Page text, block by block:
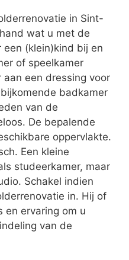
in Sint-
wat u met de
(klein)kind bij en
of speelkamer
aan een dressing voor
badkamer
van de
De bepalende
oppervlakte.
Een kleine
studeerkamer, maar
Schakel indien
in. Hij of
en ervaring om u
van de